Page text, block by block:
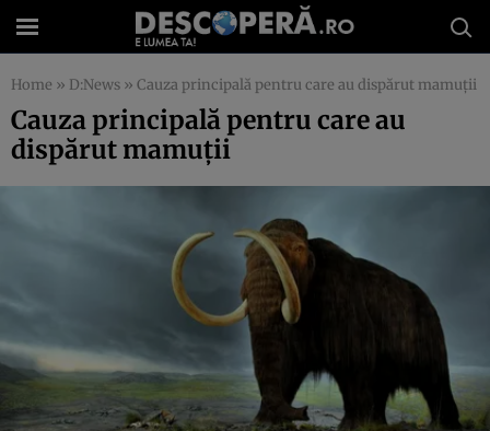
Home » D:News » Cauza principală pentru care au dispărut mamuţii
Cauza principală pentru care au
dispărut mamuţii